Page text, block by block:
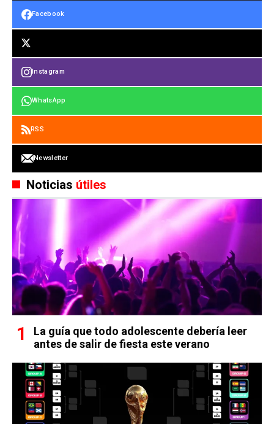
Facebook
Instagram
WhatsApp
RSS
Newsletter
Noticias útiles
La guía que todo adolescente debería leer
antes de salir de fiesta este verano